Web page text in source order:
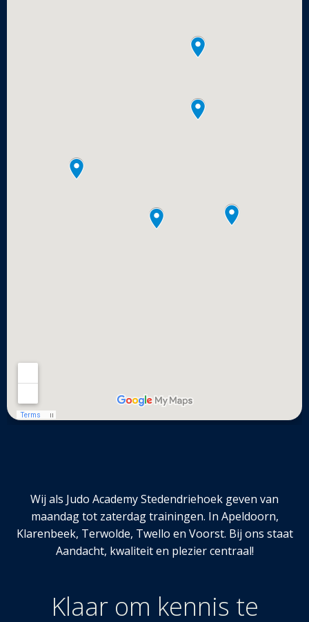
Wij als Judo Academy Stedendriehoek geven van
maandag tot zaterdag trainingen. In Apeldoorn,
Klarenbeek, Terwolde, Twello en Voorst. Bij ons staat
Aandacht, kwaliteit en plezier centraal!
Klaar om kennis te